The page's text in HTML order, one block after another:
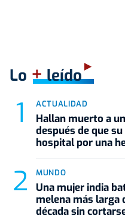
Lo +leído
ACTUALIDAD
Hallan muerto a
después de que
hospital por una
MUNDO
Una mujer india
melena más larga
década sin